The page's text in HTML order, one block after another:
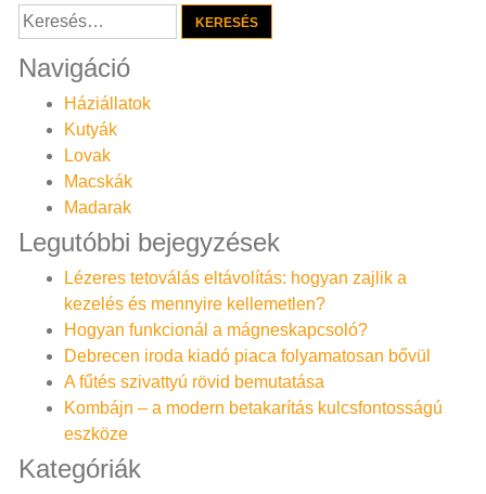
Keresés:
Navigáció
Háziállatok
Kutyák
Lovak
Macskák
Madarak
Legutóbbi bejegyzések
Lézeres tetoválás eltávolítás: hogyan zajlik a
kezelés és mennyire kellemetlen?
Hogyan funkcionál a mágneskapcsoló?
Debrecen iroda kiadó piaca folyamatosan bővül
A fűtés szivattyú rövid bemutatása
Kombájn – a modern betakarítás kulcsfontosságú
eszköze
Kategóriák